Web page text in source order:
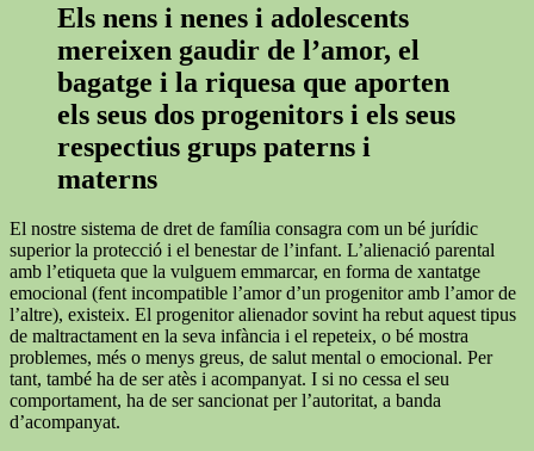
Els nens i nenes i adolescents
mereixen gaudir de l’amor, el
bagatge i la riquesa que aporten
els seus dos progenitors i els seus
respectius grups paterns i
materns
El nostre sistema de dret de família consagra com un bé jurídic
superior la protecció i el benestar de l’infant. L’alienació parental
amb l’etiqueta que la vulguem emmarcar, en forma de xantatge
emocional (fent incompatible l’amor d’un progenitor amb l’amor de
l’altre), existeix. El progenitor alienador sovint ha rebut aquest tipus
de maltractament en la seva infància i el repeteix, o bé mostra
problemes, més o menys greus, de salut mental o emocional. Per
tant, també ha de ser atès i acompanyat. I si no cessa el seu
comportament, ha de ser sancionat per l’autoritat, a banda
d’acompanyat.